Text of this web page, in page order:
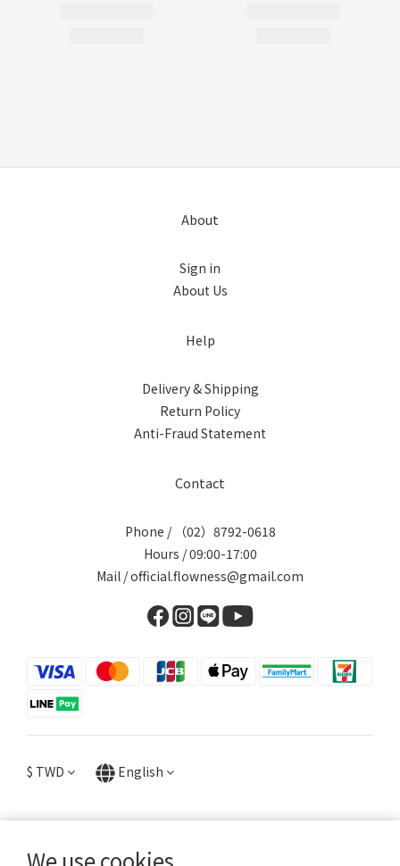
About
Sign in
About Us
Help
Delivery & Shipping
Return Policy
Anti-Fraud Statement
Contact
Phone / （02）8792-0618
Hours / 09:00-17:00
Mail / official.flowness@gmail.com
$ TWD English
提醒您，我們不會以電話或簡訊方式通知變更付款方式。